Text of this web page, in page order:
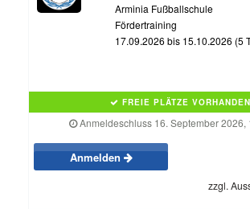
Arminia Fußballschule
Fördertraining
17.09.2026 bis 15.10.2026 (5
FREIE PLÄTZE VORHANDEN
Anmeldeschluss 16. September 2026,
Anmelden
zzgl.